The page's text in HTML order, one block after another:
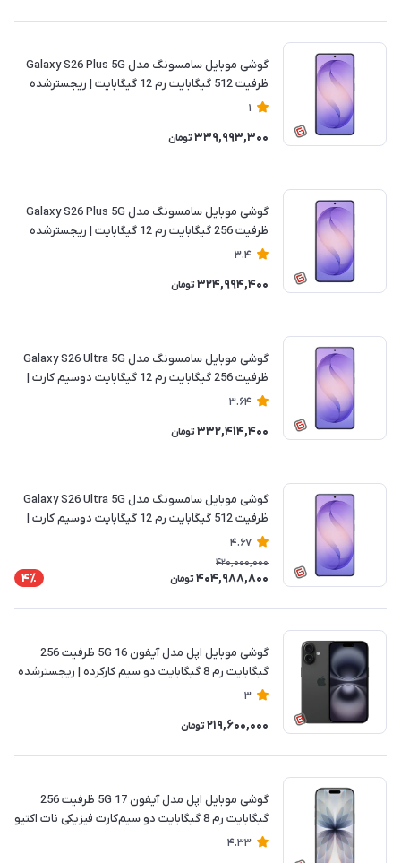
گوشی موبایل سامسونگ مدل Galaxy S26 Plus 5G
ظرفیت 512 گیگابایت رم 12 گیگابایت | ریجسترشده
1
339,993,300 تومان
گوشی موبایل سامسونگ مدل Galaxy S26 Plus 5G
ظرفیت 256 گیگابایت رم 12 گیگابایت | ریجسترشده
3.4
324,994,400 تومان
گوشی موبایل سامسونگ مدل Galaxy S26 Ultra 5G
ظرفیت 256 گیگابایت رم 12 گیگابایت دوسیم کارت |
ریجسترشده
3.64
332,414,400 تومان
گوشی موبایل سامسونگ مدل Galaxy S26 Ultra 5G
ظرفیت 512 گیگابایت رم 12 گیگابایت دوسیم کارت |
ریجسترشده
4.67
420,000,000
404,988,800 تومان 4٪
گوشی موبایل اپل مدل آیفون 16 5G ظرفیت 256
گیگابایت رم 8 گیگابایت دو سیم‎‎‎‎‎‎‎ کارکرده | ریجسترشده
3
219,600,000 تومان
گوشی موبایل اپل مدل آیفون 17 5G ظرفیت 256
گیگابایت رم 8 گیگابایت دو سیم‌کارت‎‎‎‎‎‎‎ فیزیکی نات اکتیو
| ریجسترشده
4.33